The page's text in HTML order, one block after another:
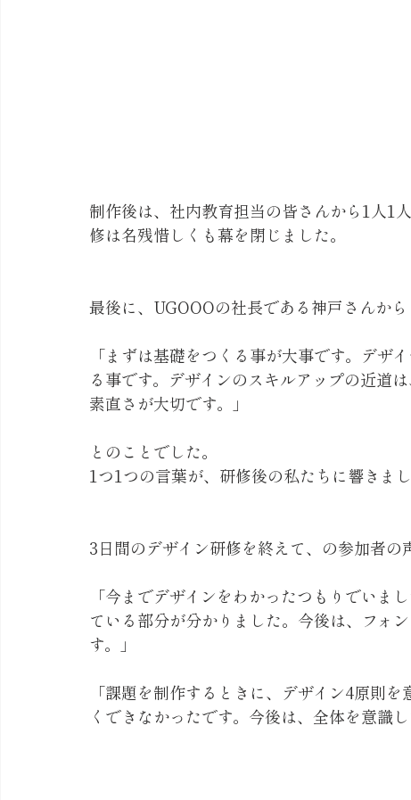
制作後は、社内教育担当の皆さんから1人1
修は名残惜しくも幕を閉じました。
最後に、UGOOOの社長である神戸さんか
「まずは基礎をつくる事が大事です。デザ
る事です。デザインのスキルアップの近道
素直さが大切です。」
とのことでした。
1つ1つの言葉が、研修後の私たちに響きま
3日間のデザイン研修を終えて、の参加者の
「今までデザインをわかったつもりでいま
ている部分が分かりました。今後は、フォ
す。」
「課題を制作するときに、デザイン4原則
くできなかったです。今後は、全体を意識